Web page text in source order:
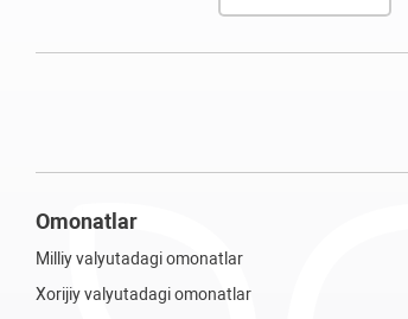
Omonatlar
Milliy valyutadagi omonatlar
Xorijiy valyutadagi omonatlar